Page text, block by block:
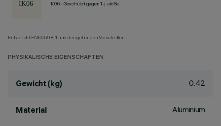
IK06 - Geschützt gegen 1-j-stöße
Entspricht EN60598-1 und den geltenden Vorschriften.
PHYSIKALISCHE EIGENSCHAFTEN
Gewicht (kg) 0.42
Material Aluminium